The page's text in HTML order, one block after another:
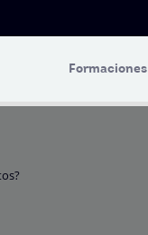
Formaciones